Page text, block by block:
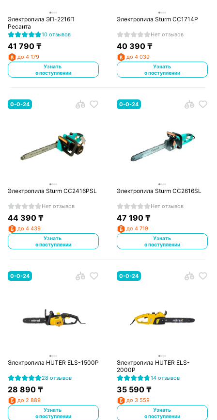
Электропила ЭП-2216П
Ресанта
10 отзывов
41 790₸
до 4 179
Узнать
о поступлении
Электропила Sturm CC1714P
Нет отзывов
40 390 ₸
до 4 039
Узнать
о поступлении
0-0-24
Электропила Sturm CC2416PSL
Нет отзывов
44 390₸
до 4 439
Узнать
о поступлении
0-0-24
Электропила Sturm CC2616SL
Нет отзывов
47 190 ₸
до 4 719
Узнать
о поступлении
0-0-24
Электропила HUTER ELS-1500P
28 отзывов
28 890₸
до 2 889
Узнать
о поступлении
0-0-24
Электропила HUTER ELS-
2000P
14 отзывов
35 590 ₸
до 3 559
Узнать
о поступлении